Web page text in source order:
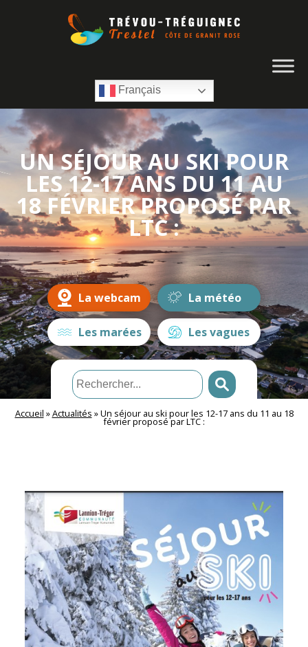
Français
UN SÉJOUR AU SKI POUR
LES 12-17 ANS DU 11 AU
18 FÉVRIER PROPOSÉ PAR
LTC :
La webcam La météo
Les marées Les vagues
Accueil »Actualités »Un séjour au ski pour les 12-17 ans du 11 au 18
février proposé par LTC :